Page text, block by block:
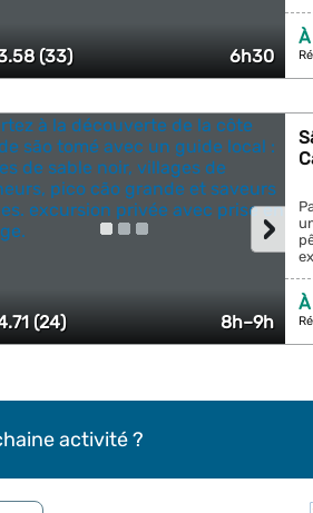
(33) 6h30
(24) 8h–9h
›
activité ?